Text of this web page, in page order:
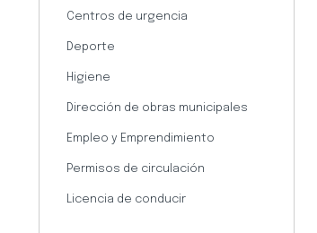
Centros de urgencia
Deporte
Higiene
Dirección de obras municipales
Empleo y Emprendimiento
Permisos de circulación
Licencia de conducir